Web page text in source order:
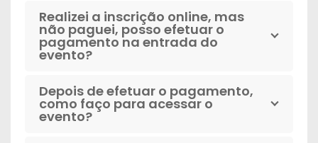
Realizei a inscrição online, mas
não paguei, posso efetuar o
pagamento na entrada do
evento?
Depois de efetuar o pagamento,
como faço para acessar o
evento?